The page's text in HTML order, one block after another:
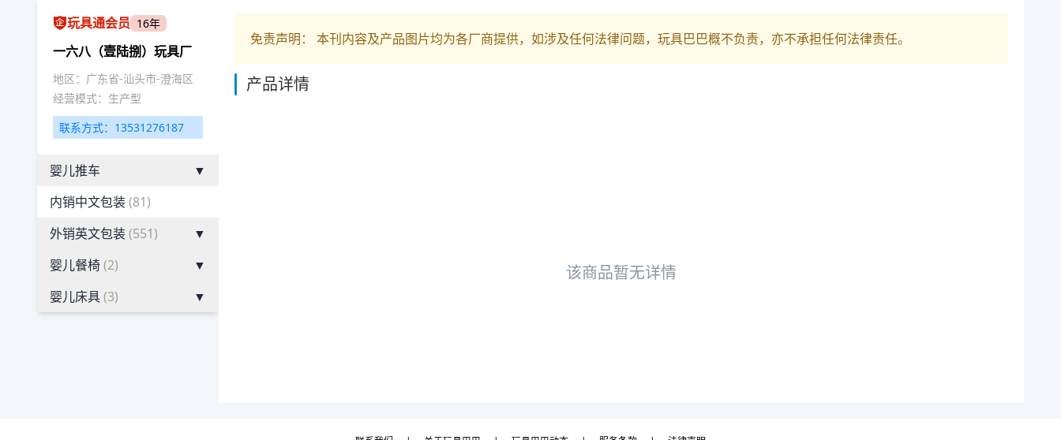
玩具通会员 16年
一六八（壹陆捌）玩具厂
地区：广东省-汕头市-澄海区
经营模式：生产型
联系方式：13531276187
婴儿推车
▼
内销中文包装(81)
外销英文包装(551)
▼
婴儿餐椅(2)
▼
婴儿床具(3) ▼
免责声明： 本刊内容及产品图片均为各厂商提供，如涉及任何法律问题，玩具巴巴概不负责，亦不承担任何法律责任。
产品详情
该商品暂无详情